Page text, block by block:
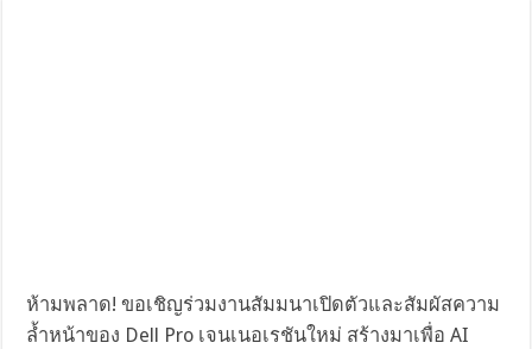
ห้ามพลาด! ขอเชิญร่วมงานสัมมนาเปิดตัวและสัมผัสความ
ล้ำหน้าของ Dell Pro เจนเนอเรชันใหม่ สร้างมาเพื่อ AI